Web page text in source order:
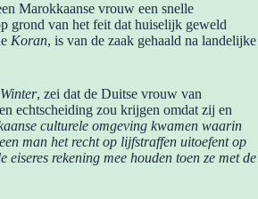
Marokkaanse vrouw een snelle
grond van het feit dat huiselijk geweld
Koran, is van de zaak gehaald na landelijke
, zei dat de Duitse vrouw van
echtscheiding zou krijgen omdat zij en
culturele omgeving kwamen waarin
man het recht op lijfstraffen uitoefent op
eiseres rekening mee houden toen ze met de